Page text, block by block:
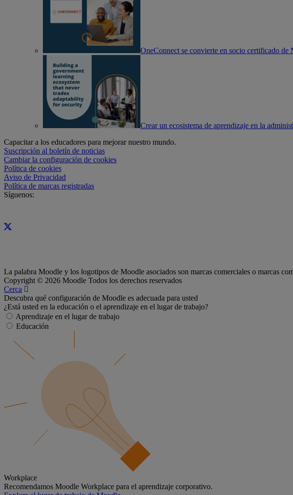
OneConnect se convierte en socio certificado
Crear un ecosistema de aprendizaje en la
Capacitar a los educadores para mejorar nuestro mundo.
Suscripción al boletín de noticias
Cambiar la configuración de cookies
Política de cookies
Aviso de Privacidad
Política de marcas registradas
Síguenos:
La palabra Moodle y los logotipos de Moodle asociados son marcas comerciales o marcas
Copyright © 2026 Moodle Todos los derechos reservados
Cerca
Descubra qué configuración de Moodle es adecuada para usted
¿Está usted en la educación o el aprendizaje en el lugar de trabajo?
Aprendizaje en el lugar de trabajo
Educación
Workplace
Recomendamos Moodle Workplace para el aprendizaje corporativo.